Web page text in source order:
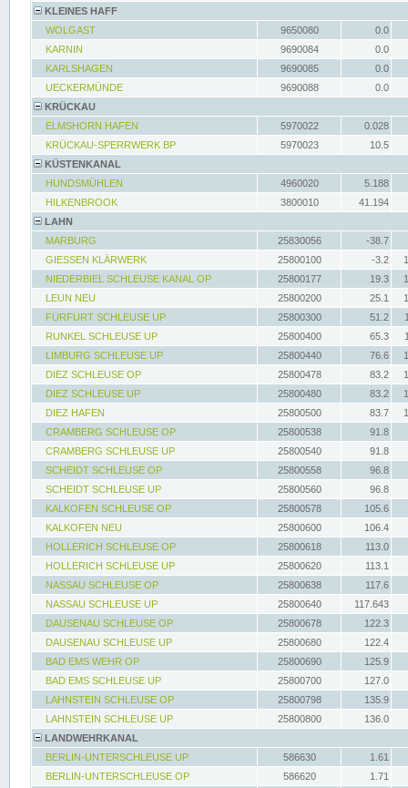
KLEINES HAFF
WOLGAST
9650080
0.0
KARNIN
9690084
0.0
KARLSHAGEN
9690085
0.0
UECKERMÜNDE
9690088
0.0
KRÜCKAU
ELMSHORN HAFEN
5970022
0.028
KRÜCKAU-SPERRWERK BP
5970023
10.5
KÜSTENKANAL
HUNDSMÜHLEN
4960020
5.188
HILKENBROOK
3800010
41.194
LAHN
MARBURG
25830056
-38.7
GIESSEN KLÄRWERK
25800100 -3.2
NIEDERBIEL SCHLEUSE KANAL OP
25800177 19.3
LEUN NEU
25800200 25.1
FÜRFURT SCHLEUSE UP
25800300 51.2
RUNKEL SCHLEUSE UP
25800400 65.3
LIMBURG SCHLEUSE UP
25800440 76.6
DIEZ SCHLEUSE OP
25800478 83.2
DIEZ SCHLEUSE UP
25800480 83.2
DIEZ HAFEN
25800500 83.7
CRAMBERG SCHLEUSE OP
25800538
91.8
CRAMBERG SCHLEUSE UP
25800540
91.8
SCHEIDT SCHLEUSE OP
25800558
96.8
SCHEIDT SCHLEUSE UP
25800560
96.8
KALKOFEN SCHLEUSE OP
25800578
105.6
KALKOFEN NEU
25800600
106.4
HOLLERICH SCHLEUSE OP
25800618
113.0
HOLLERICH SCHLEUSE UP
25800620
113.1
NASSAU SCHLEUSE OP
25800638
117.6
NASSAU SCHLEUSE UP
25800640
117.643
DAUSENAU SCHLEUSE OP
25800678
122.3
DAUSENAU SCHLEUSE UP
25800680
122.4
BAD EMS WEHR OP
25800690
125.9
BAD EMS SCHLEUSE UP
25800700
127.0
LAHNSTEIN SCHLEUSE OP
25800798
135.9
LAHNSTEIN SCHLEUSE UP
25800800
136.0
LANDWEHRKANAL
BERLIN-UNTERSCHLEUSE UP
586630
1.61
BERLIN-UNTERSCHLEUSE OP
586620
1.71